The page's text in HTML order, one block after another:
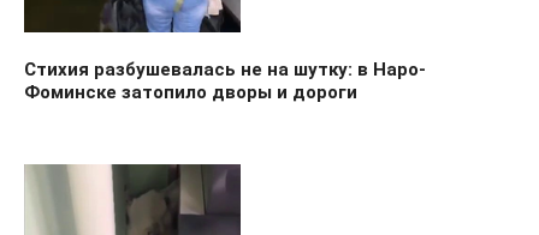
Стихия разбушевалась не на шутку: в Наро-
Фоминске затопило дворы и дороги